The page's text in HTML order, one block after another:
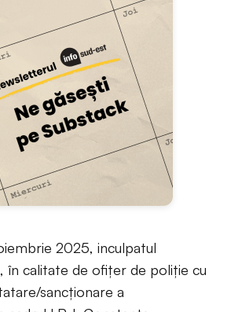
2025, inculpatul
în calitate de ofițer de poliție cu
sancționare a